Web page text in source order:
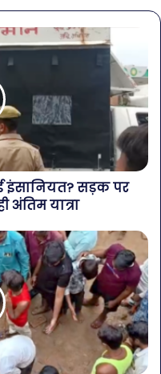
इंसानियत? सड़क पर
यात्रा